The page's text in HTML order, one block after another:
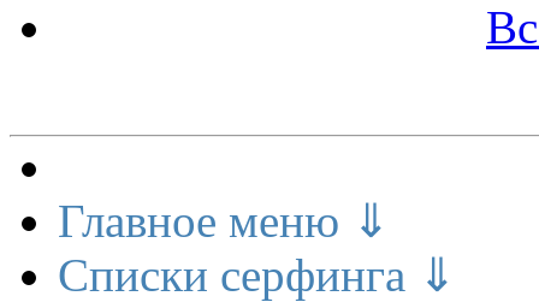
Главное меню ⇓
Списки серфинга ⇓